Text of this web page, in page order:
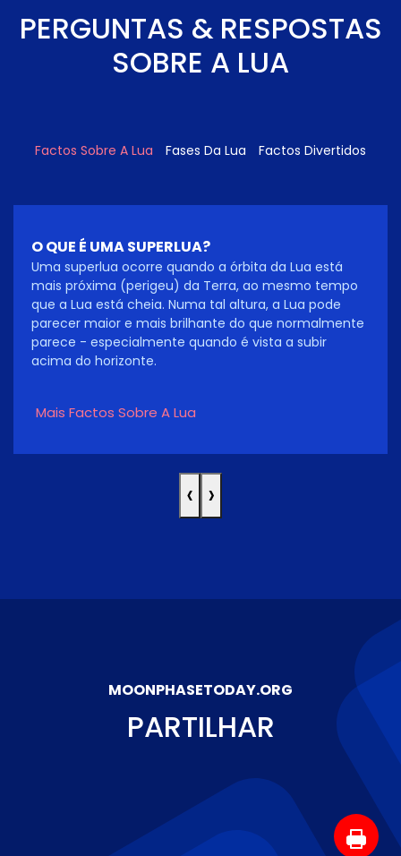
PERGUNTAS & RESPOSTAS
SOBRE A LUA
Factos Sobre A Lua Fases Da Lua Factos Divertidos
O QUE É UMA SUPERLUA?
Uma superlua ocorre quando a órbita da Lua está
mais próxima (perigeu) da Terra, ao mesmo tempo
que a Lua está cheia. Numa tal altura, a Lua pode
parecer maior e mais brilhante do que normalmente
parece - especialmente quando é vista a subir
acima do horizonte.
Mais Factos Sobre A Lua
‹ ›
MOONPHASETODAY.ORG
PARTILHAR